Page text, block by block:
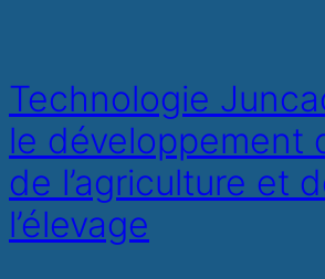
Technologie
le développement
de l’agriculture et
l’élevage